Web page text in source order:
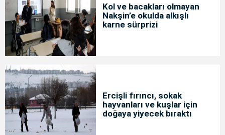
Kol ve bacakları olmayan
Nakşin’e okulda alkışlı
karne sürprizi
Ercişli fırıncı, sokak
hayvanları ve kuşlar için
doğaya yiyecek bıraktı